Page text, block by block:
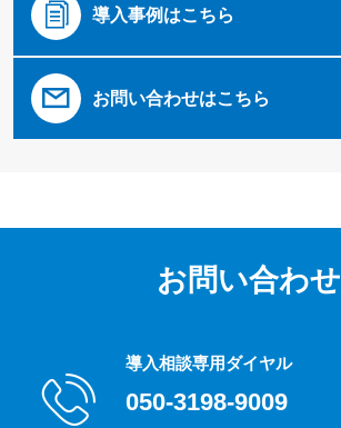
導入事例はこちら
お問い合わせはこちら
お問い合わせ
導入相談専用ダイヤル
050-3198-9009